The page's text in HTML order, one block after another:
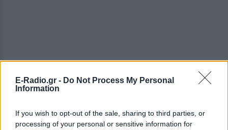
E-Radio.gr - Do Not Process My Personal
Information
If you wish to opt-out of the sale, sharing to third parties, or
processing of your personal or sensitive information for